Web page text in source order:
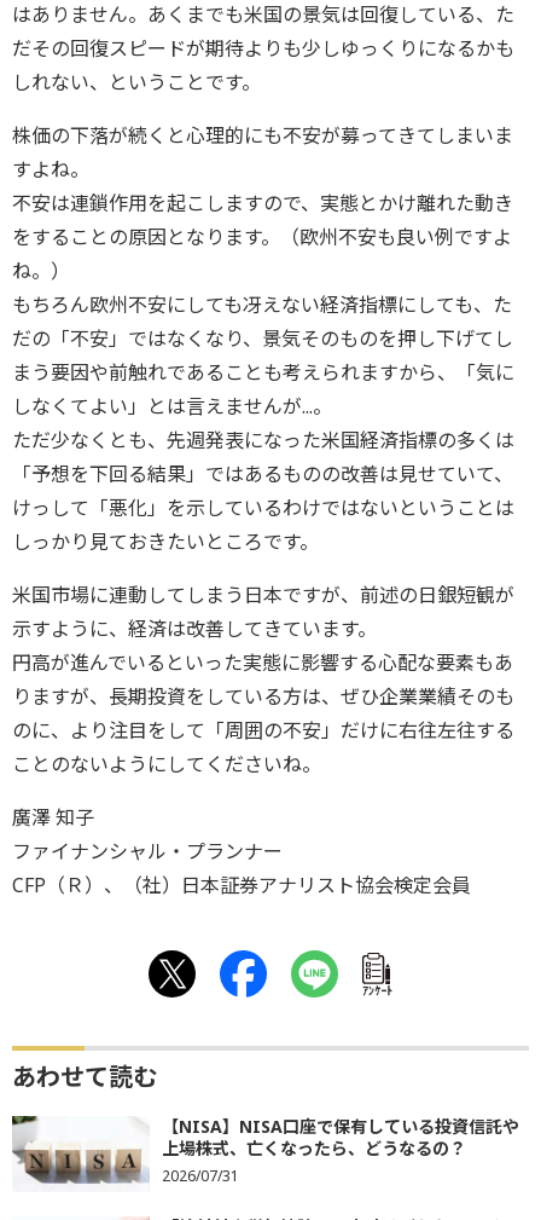
はありません。あくまでも米国の景気は回復している、た
だその回復スピードが期待よりも少しゆっくりになるかも
しれない、ということです。
株価の下落が続くと心理的にも不安が募ってきてしまいま
すよね。
不安は連鎖作用を起こしますので、実態とかけ離れた動き
をすることの原因となります。（欧州不安も良い例ですよ
ね。）
もちろん欧州不安にしても冴えない経済指標にしても、た
だの「不安」ではなくなり、景気そのものを押し下げてし
まう要因や前触れであることも考えられますから、「気に
しなくてよい」とは言えませんが...。
ただ少なくとも、先週発表になった米国経済指標の多くは
「予想を下回る結果」ではあるものの改善は見せていて、
けっして「悪化」を示しているわけではないということは
しっかり見ておきたいところです。
米国市場に連動してしまう日本ですが、前述の日銀短観が
示すように、経済は改善してきています。
円高が進んでいるといった実態に影響する心配な要素もあ
りますが、長期投資をしている方は、ぜひ企業業績そのも
のに、より注目をして「周囲の不安」だけに右往左往する
ことのないようにしてくださいね。
廣澤 知子
ファイナンシャル・プランナー
CFP（Ｒ）、（社）日本証券アナリスト協会検定会員
ｱﾝｹｰﾄ
あわせて読む
【NISA】NISA口座で保有している投資信託や
上場株式、亡くなったら、どうなるの？
2026/07/31